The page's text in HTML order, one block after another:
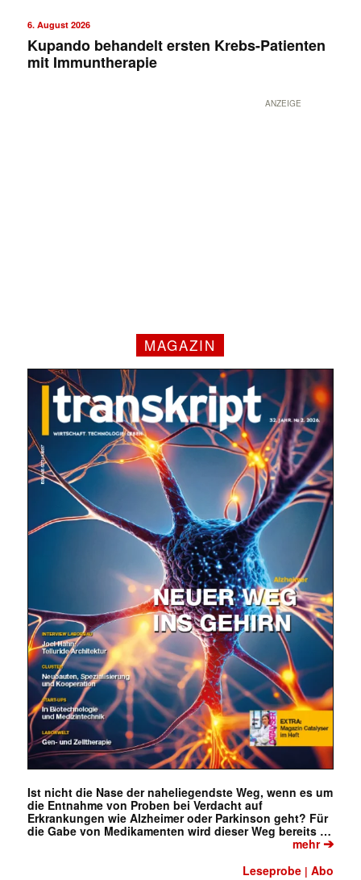
6. August 2026
Kupando behandelt ersten Krebs-Patienten
mit Immuntherapie
ANZEIGE
MAGAZIN
Ist nicht die Nase der naheliegendste Weg, wenn es um
die Entnahme von Proben bei Verdacht auf
Erkrankungen wie Alzheimer oder Parkinson geht? Für
die Gabe von Medikamenten wird dieser Weg bereits …
mehr➔
Leseprobe |Abo